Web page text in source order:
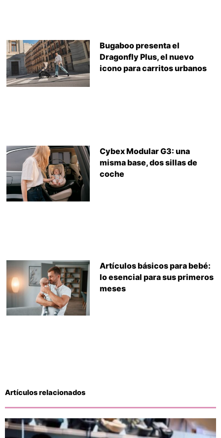
Bugaboo presenta el
Dragonfly Plus, el nuevo
icono para carritos urbanos
Cybex Modular G3: una
misma base, dos sillas de
coche
Artículos básicos para bebé:
lo esencial para sus primeros
meses
Artículos relacionados